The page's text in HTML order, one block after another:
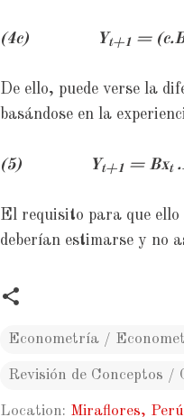
(4c) Yt+1 = (
De ello, puede verse la
basándose en la
(5) Yt+1 = Bxt
El requisito para que
deberían estimarse y no
Econometría /
Revisión de Conceptos /
Location: Miraflores, Perú